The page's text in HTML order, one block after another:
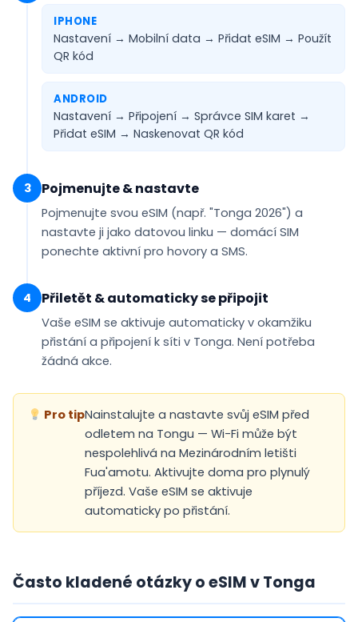
IPHONE
Nastavení → Mobilní data → Přidat eSIM → Použít
QR kód
ANDROID
Nastavení → Připojení → Správce SIM karet →
Přidat eSIM → Naskenovat QR kód
3 Pojmenujte & nastavte
Pojmenujte svou eSIM (např. "Tonga 2026") a
nastavte ji jako datovou linku — domácí SIM
ponechte aktivní pro hovory a SMS.
4 Přiletět & automaticky se připojit
Vaše eSIM se aktivuje automaticky v okamžiku
přistání a připojení k síti v Tonga. Není potřeba
žádná akce.
Pro tipNainstalujte a nastavte svůj eSIM před
odletem na Tongu — Wi-Fi může být
nespolehlivá na Mezinárodním letišti
Fua'amotu. Aktivujte doma pro plynulý
příjezd. Vaše eSIM se aktivuje
automaticky po přistání.
Často kladené otázky o eSIM v Tonga